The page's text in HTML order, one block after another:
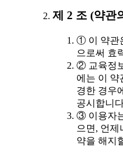
제 2 조 (약관
① 이 약관
으로써 효
② 교육정
에는 이 약
경한 경우
공시합니
③ 이용자
으면, 언제
약을 해지